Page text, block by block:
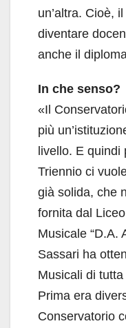
un’altra. Cioè,
diventare
anche il
In che senso?
«Il
più
livello. E quindi
Triennio ci
già solida, che
fornita dal
Musicale “D.A.
Sassari ha
Musicali di
Prima era
Conservatorio